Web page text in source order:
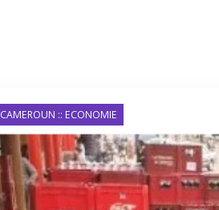
CAMEROUN :: ECONOMIE